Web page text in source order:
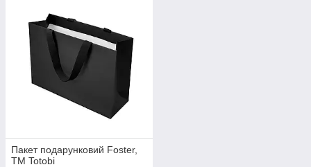
Пакет подарунковий Foster,
TM Totobi